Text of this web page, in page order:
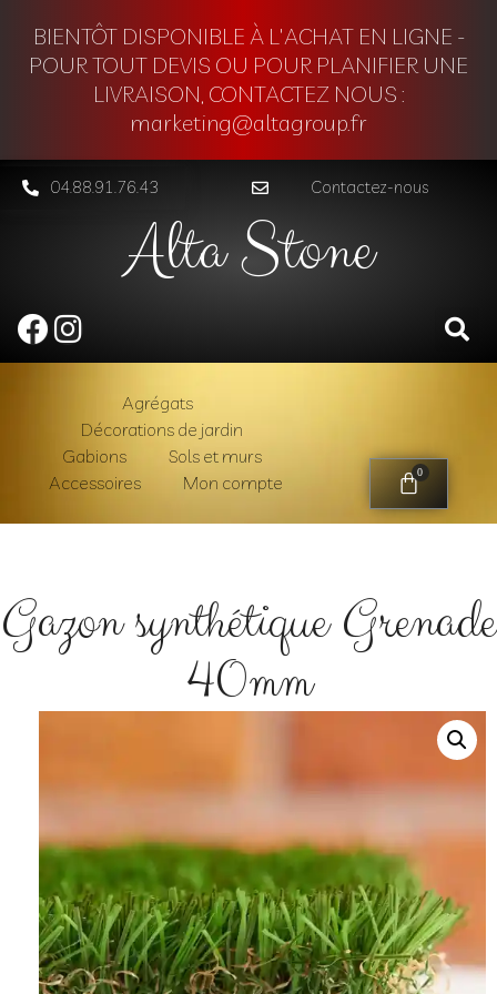
BIENTÔT DISPONIBLE À L'ACHAT EN LIGNE -
POUR TOUT DEVIS OU POUR PLANIFIER UNE
LIVRAISON, CONTACTEZ NOUS :
marketing@altagroup.fr
04.88.91.76.43 Contactez-nous
Alta Stone
Agrégats
Décorations de jardin
Gabions
Sols et murs
Accessoires
Mon compte 0
Gazon synthétique Grenade
40mm